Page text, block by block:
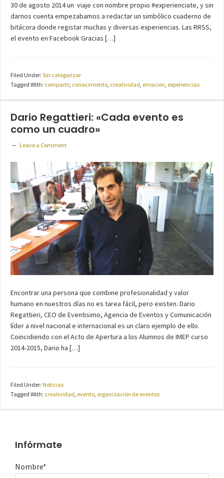
30 de agosto 2014 un viaje con nombre propio #experienciate, y sin
darnos cuenta empezabamos a redactar un simbólico cuaderno de
bitácora donde registar muchas y diversas experiencias. Las RRSS,
el evento en Facebook Gracias […]
Filed Under: Sin categorizar
Tagged With: compartir, conocimiento, creatividad, emocion, experiencias
Dario Regattieri: «Cada evento es
como un cuadro»
Leave a Comment
Encontrar una persona que combine profesionalidad y valor
humano en nuestros días no es tarea fácil, pero existen. Dario
Regattieri, CEO de Eventisimo, Agencia de Eventos y Comunicación
líder a nivel nacional e internacional es un claro ejemplo de ello.
Coincidiendo con el Acto de Apertura a los Alumnos de IMEP curso
2014-2015, Dario ha […]
Filed Under: Noticias
Tagged With: creatividad, evento, organización de eventos
Infórmate
Nombre*